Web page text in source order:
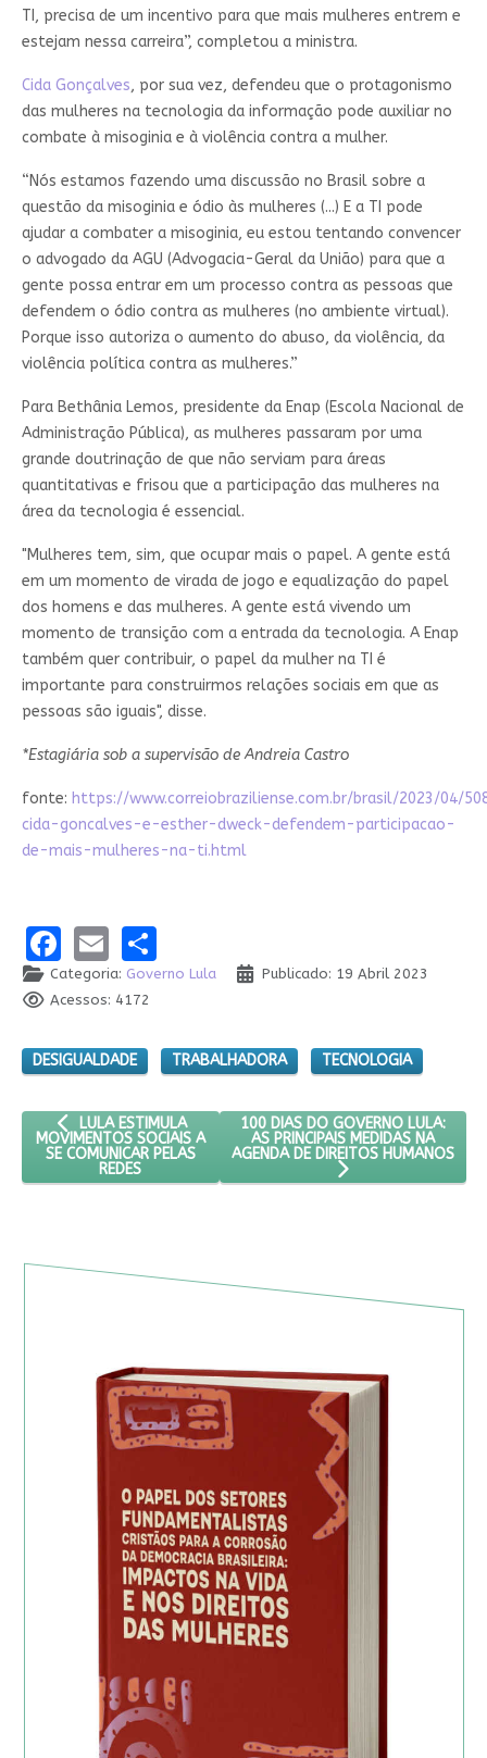
TI, precisa de um incentivo para que mais mulheres entrem e
estejam nessa carreira”, completou a ministra.
Cida Gonçalves, por sua vez, defendeu que o protagonismo
das mulheres na tecnologia da informação pode auxiliar no
combate à misoginia e à violência contra a mulher.
“Nós estamos fazendo uma discussão no Brasil sobre a
questão da misoginia e ódio às mulheres (...) E a TI pode
ajudar a combater a misoginia, eu estou tentando convencer
o advogado da AGU (Advogacia-Geral da União) para que a
gente possa entrar em um processo contra as pessoas que
defendem o ódio contra as mulheres (no ambiente virtual).
Porque isso autoriza o aumento do abuso, da violência, da
violência política contra as mulheres.”
Para Bethânia Lemos, presidente da Enap (Escola Nacional de
Administração Pública), as mulheres passaram por uma
grande doutrinação de que não serviam para áreas
quantitativas e frisou que a participação das mulheres na
área da tecnologia é essencial.
"Mulheres tem, sim, que ocupar mais o papel. A gente está
em um momento de virada de jogo e equalização do papel
dos homens e das mulheres. A gente está vivendo um
momento de transição com a entrada da tecnologia. A Enap
também quer contribuir, o papel da mulher na TI é
importante para construirmos relações sociais em que as
pessoas são iguais", disse.
*Estagiária sob a supervisão de Andreia Castro
fonte: https://www.correiobraziliense.com.br/brasil/2023/04/
cida-goncalves-e-esther-dweck-defendem-participacao-
de-mais-mulheres-na-ti.html
Facebook
EmailShare
Categoria: Governo Lula
Publicado: 19 Abril 2023
Acessos: 4172
DESIGUALDADE TRABALHADORA TECNOLOGIA
ARTIGO ANTERIOR: LULA ESTIMULA MOVIMENTOS SOCIAIS A
LULA ESTIMULA
MOVIMENTOS SOCIAIS A
SE COMUNICAR PELAS
REDES
PRÓXIMO ARTIGO: 100 DIAS DO
100 DIAS DO GOVERNO LULA:
AS PRINCIPAIS MEDIDAS NA
AGENDA DE DIREITOS HUMANOS